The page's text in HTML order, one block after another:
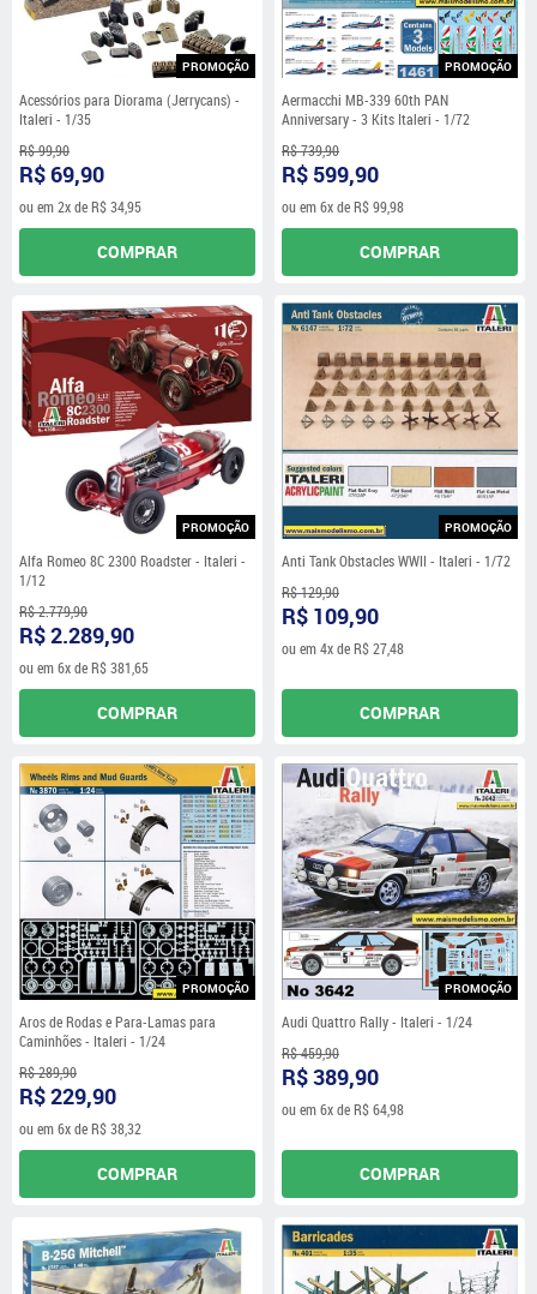
PROMOÇÃO
Acessórios para Diorama (Jerrycans) -
Italeri - 1/35
R$ 99,90
R$ 69,90
ou em2xdeR$ 34,95
COMPRAR
PROMOÇÃO
Aermacchi MB-339 60th PAN
Anniversary - 3 Kits Italeri - 1/72
R$ 739,90
R$ 599,90
ou em6xdeR$ 99,98
COMPRAR
PROMOÇÃO
Alfa Romeo 8C 2300 Roadster - Italeri -
1/12
R$ 2.779,90
R$ 2.289,90
ou em6xdeR$ 381,65
COMPRAR
PROMOÇÃO
Anti Tank Obstacles WWII - Italeri - 1/72
R$ 129,90
R$ 109,90
ou em4xdeR$ 27,48
COMPRAR
PROMOÇÃO
Aros de Rodas e Para-Lamas para
Caminhões - Italeri - 1/24
R$ 289,90
R$ 229,90
ou em6xdeR$ 38,32
COMPRAR
PROMOÇÃO
Audi Quattro Rally - Italeri - 1/24
R$ 459,90
R$ 389,90
ou em6xdeR$ 64,98
COMPRAR